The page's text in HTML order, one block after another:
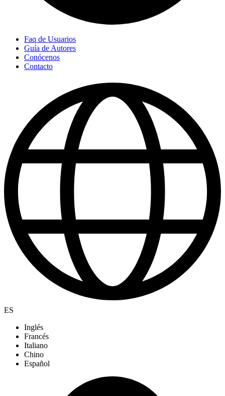
Faq de Usuarios
Guía de Autores
Conócenos
Contacto
ES
Inglés
Francés
Italiano
Chino
Español